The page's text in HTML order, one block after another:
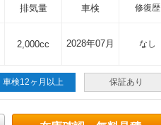
排気量 車検 修復歴
2,000cc 2028年07月 なし
車検12ヶ月以上 保証あり